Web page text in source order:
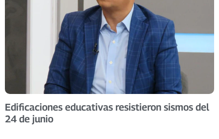
Edificaciones educativas resistieron sismos del
24 de junio